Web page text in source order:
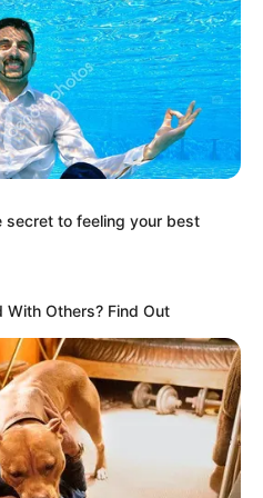
secret to feeling your best
With Others? Find Out